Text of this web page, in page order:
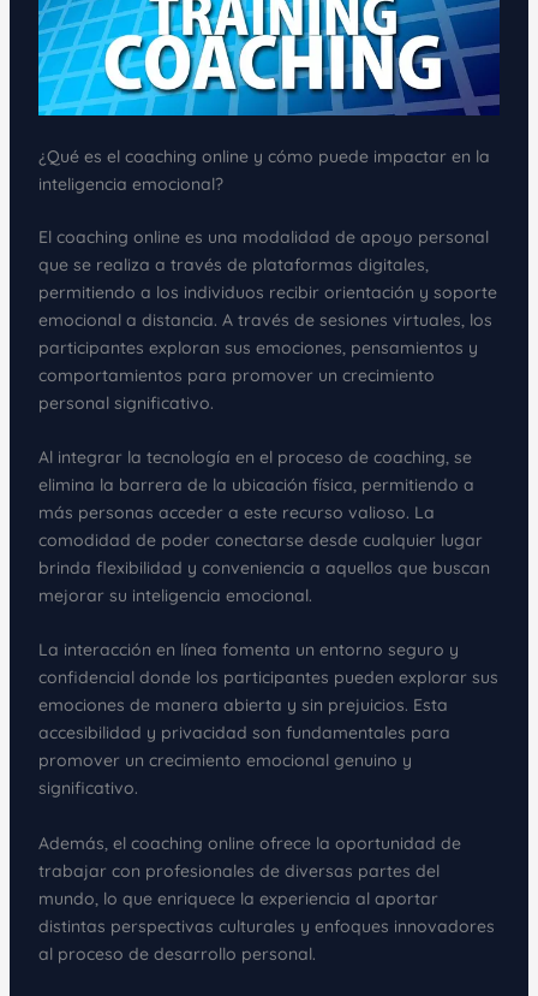
¿Qué es el coaching online y cómo puede impactar en la
inteligencia emocional?
El coaching online es una modalidad de apoyo personal
que se realiza a través de plataformas digitales,
permitiendo a los individuos recibir orientación y soporte
emocional a distancia. A través de sesiones virtuales, los
participantes exploran sus emociones, pensamientos y
comportamientos para promover un crecimiento
personal significativo.
Al integrar la tecnología en el proceso de coaching, se
elimina la barrera de la ubicación física, permitiendo a
más personas acceder a este recurso valioso. La
comodidad de poder conectarse desde cualquier lugar
brinda flexibilidad y conveniencia a aquellos que buscan
mejorar su inteligencia emocional.
La interacción en línea fomenta un entorno seguro y
confidencial donde los participantes pueden explorar sus
emociones de manera abierta y sin prejuicios. Esta
accesibilidad y privacidad son fundamentales para
promover un crecimiento emocional genuino y
significativo.
Además, el coaching online ofrece la oportunidad de
trabajar con profesionales de diversas partes del
mundo, lo que enriquece la experiencia al aportar
distintas perspectivas culturales y enfoques innovadores
al proceso de desarrollo personal.